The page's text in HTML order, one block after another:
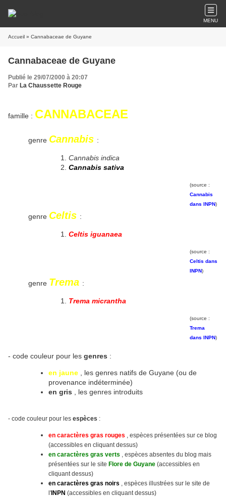
MENU
Accueil » Cannabaceae de Guyane
Cannabaceae de Guyane
Publié le 29/07/2000 à 20:07
Par La Chaussette Rouge
famille : CANNABACEAE
genre Cannabis :
Cannabis indica
Cannabis sativa
(source :
Cannabis
dans INPN)
genre Celtis :
Celtis iguanaea
(source :
Celtis dans
INPN)
genre Trema :
Trema micrantha
(source :
Trema
dans INPN)
- code couleur pour les genres :
en jaune
, les genres natifs de Guyane (ou de
provenance indéterminée)
en gris
, les genres introduits
- code couleur pour les espèces :
en caractères gras rouges , espèces présentées sur ce blog
(accessibles en cliquant dessus)
en caractères gras verts , espèces absentes du blog mais
présentées sur le site Flore de Guyane (accessibles en
cliquant dessus)
en caractères gras noirs , espèces illustrées sur le site de
l' INPN (accessibles en cliquant dessus)